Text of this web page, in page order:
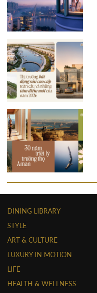
DINING LIBRARY
STYLE
ART & CULTURE
LUXURY IN MOTION
LIFE
HEALTH & WELLNESS